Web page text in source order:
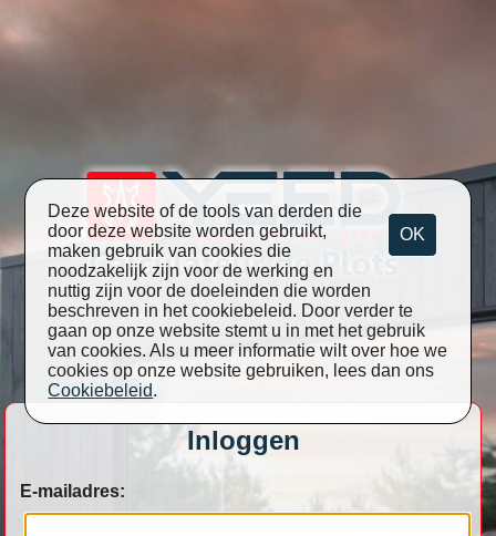
Inloggen
E-mailadres:
OK
Deze website of de tools van derden die
door deze website worden gebruikt,
maken gebruik van cookies die
noodzakelijk zijn voor de werking en
nuttig zijn voor de doeleinden die worden
beschreven in het cookiebeleid. Door verder te
gaan op onze website stemt u in met het gebruik
van cookies. Als u meer informatie wilt over hoe we
cookies op onze website gebruiken, lees dan ons
Cookiebeleid.